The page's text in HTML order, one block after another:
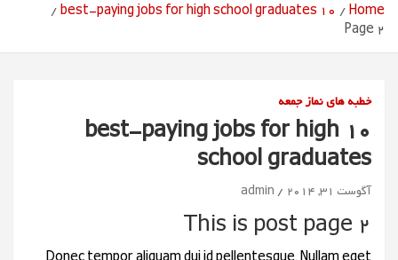
Home
10 best-paying jobs for high school graduates
Page 2
خطبه های نماز جمعه
10 best-paying jobs for high
school graduates
آگوست 31, 2014 admin
This is post page 2